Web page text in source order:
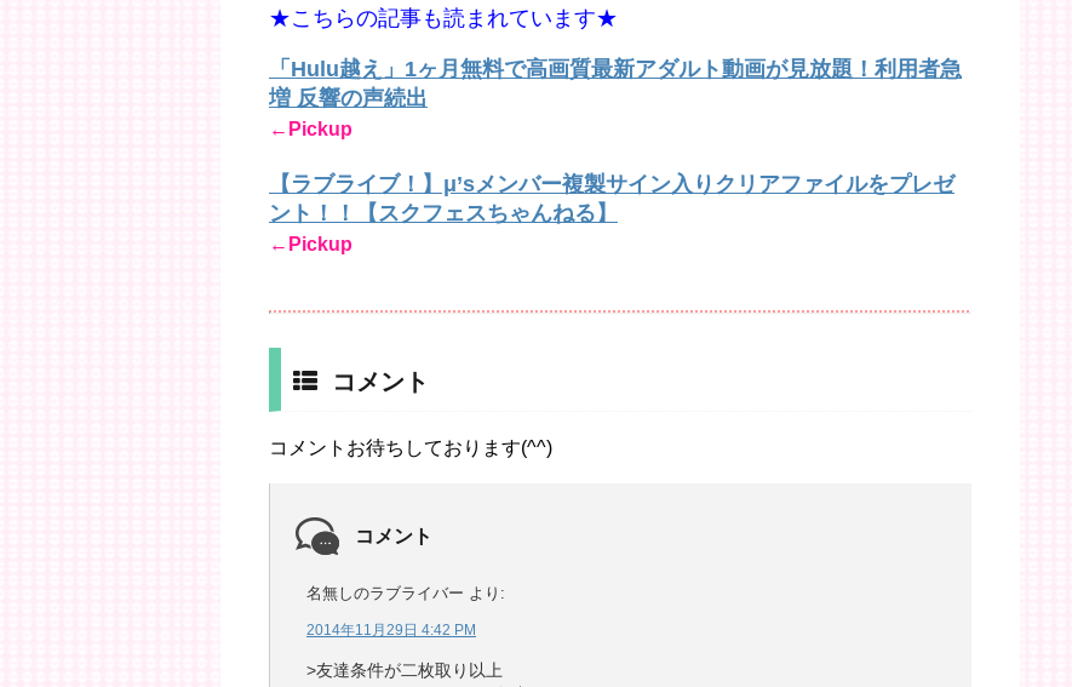
★こちらの記事も読まれています★
「Hulu越え」1ヶ月無料で高画質最新アダルト動画が見放題！利用者急
増 反響の声続出
←Pickup
【ラブライブ！】μ’sメンバー複製サイン入りクリアファイルをプレゼ
ント！！【スクフェスちゃんねる】
←Pickup
コメント
コメントお待ちしております(^^)
コメント
名無しのラブライバー より:
2014年11月29日 4:42 PM
>友達条件が二枚取り以上